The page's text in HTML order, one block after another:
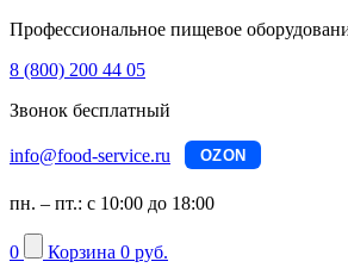
Профессиональное пищевое
8 (800) 200 44 05
Звонок бесплатный
info@food-service.ru OZON
пн. – пт.: с 10:00 до 18:00
0 Корзина 0 руб.